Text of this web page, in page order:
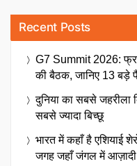
Recent Posts
G7 Summit 2026:
की बैठक, जानिए 13 बड़े
दुनिया का सबसे जहरीला
सबसे ज्यादा बिच्छू
भारत में कहाँ है एशियाई
जगह जहाँ जंगल में